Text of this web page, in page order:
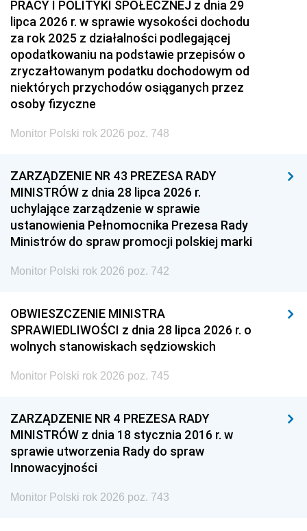
PRACY I POLITYKI SPOŁECZNEJ z dnia 29
lipca 2026 r. w sprawie wysokości dochodu
za rok 2025 z działalności podlegającej
opodatkowaniu na podstawie przepisów o
zryczałtowanym podatku dochodowym od
niektórych przychodów osiąganych przez
osoby fizyczne
Monitor Polski rok 2026 poz. 748
ZARZĄDZENIE NR 43 PREZESA RADY
MINISTRÓW z dnia 28 lipca 2026 r.
uchylające zarządzenie w sprawie
ustanowienia Pełnomocnika Prezesa Rady
Ministrów do spraw promocji polskiej marki
Monitor Polski rok 2026 poz. 742
OBWIESZCZENIE MINISTRA
SPRAWIEDLIWOŚCI z dnia 28 lipca 2026 r. o
wolnych stanowiskach sędziowskich
Monitor Polski rok 2026 poz. 745
ZARZĄDZENIE NR 4 PREZESA RADY
MINISTRÓW z dnia 18 stycznia 2016 r. w
sprawie utworzenia Rady do spraw
Innowacyjności
Monitor Polski rok 2026 poz. 743